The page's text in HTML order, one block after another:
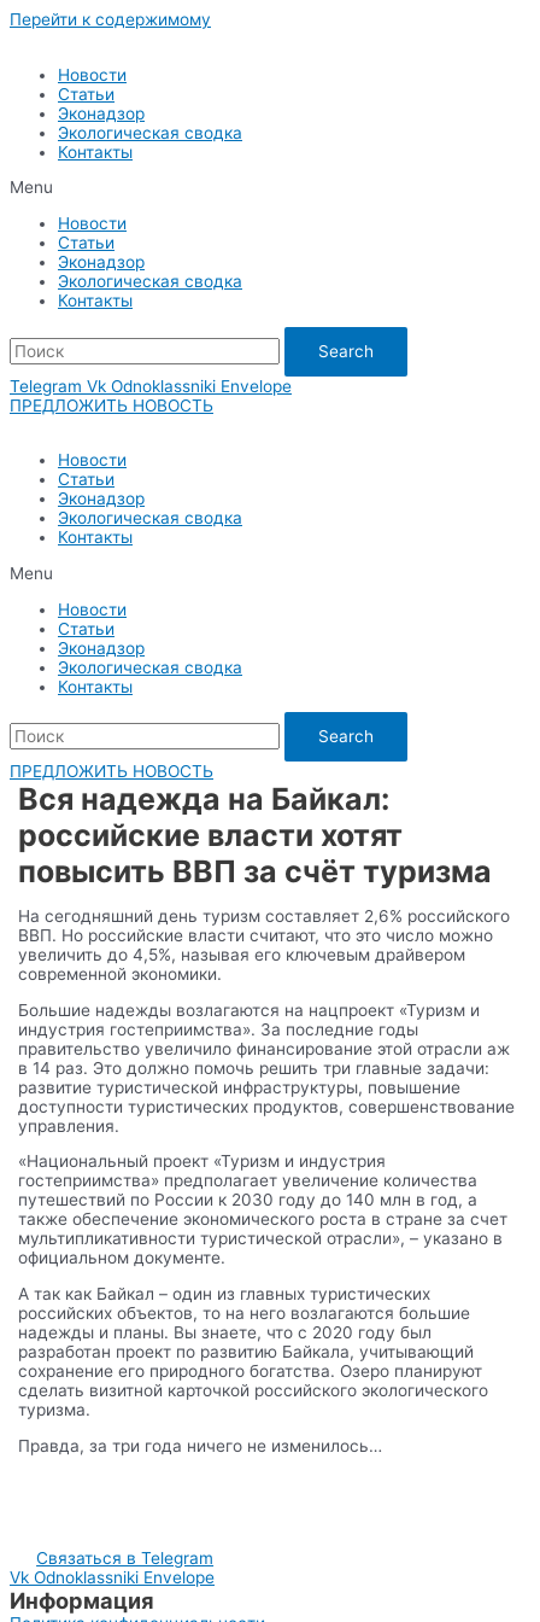
Перейти к содержимому
Новости
Статьи
Эконадзор
Экологическая сводка
Контакты
Menu
Новости
Статьи
Эконадзор
Экологическая сводка
Контакты
Search
Telegram Vk Odnoklassniki Envelope
ПРЕДЛОЖИТЬ НОВОСТЬ
Новости
Статьи
Эконадзор
Экологическая сводка
Контакты
Menu
Новости
Статьи
Эконадзор
Экологическая сводка
Контакты
Search
ПРЕДЛОЖИТЬ НОВОСТЬ
Вся надежда на Байкал:
российские власти хотят
повысить ВВП за счёт туризма
На сегодняшний день туризм составляет 2,6% российского
ВВП. Но российские власти считают, что это число можно
увеличить до 4,5%, называя его ключевым драйвером
современной экономики.
Большие надежды возлагаются на нацпроект «Туризм и
индустрия гостеприимства». За последние годы
правительство увеличило финансирование этой отрасли аж
в 14 раз. Это должно помочь решить три главные задачи:
развитие туристической инфраструктуры, повышение
доступности туристических продуктов, совершенствование
управления.
«Национальный проект «Туризм и индустрия
гостеприимства» предполагает увеличение количества
путешествий по России к 2030 году до 140 млн в год, а
также обеспечение экономического роста в стране за счет
мультипликативности туристической отрасли», – указано в
официальном документе.
А так как Байкал – один из главных туристических
российских объектов, то на него возлагаются большие
надежды и планы. Вы знаете, что с 2020 году был
разработан проект по развитию Байкала, учитывающий
сохранение его природного богатства. Озеро планируют
сделать визитной карточкой российского экологического
туризма.
Правда, за три года ничего не изменилось…
Связаться в Telegram
Vk Odnoklassniki Envelope
Информация